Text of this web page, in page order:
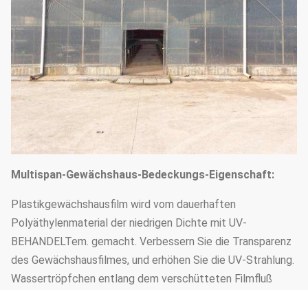
Stützsystem
(wählen Sie
entsprechend Ihrem
Bedarf)
Kühlsystem- u.
Bewässerungssystem u.
Außenseite oder Innere
Schattieren des Systems
Der Bogenabstand
1.33m / 1,2/1,0/2,0 oder
besonders angefertigt
Bogendurchmesser
besonders angefertigt
Hauptsäule
114mm, 50X70mm, 60X80mm
50x100mm, 80x80mm,
100X100mm
Multispan-Gewächshaus-Bedeckungs-Eigenschaft:
Plastikgewächshausfilm wird vom dauerhaften
Polyäthylenmaterial der niedrigen Dichte mit UV-
BEHANDELTem. gemacht. Verbessern Sie die Transparenz
des Gewächshausfilmes, und erhöhen Sie die UV-Strahlung.
Wassertröpfchen entlang dem verschütteten Filmfluß